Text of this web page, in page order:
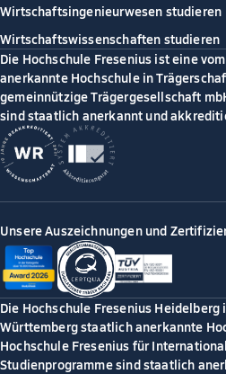
Wirtschaftsingenieurwesen studieren
Wirtschaftswissenschaften studieren
Die Hochschule Fresenius ist eine
anerkannte Hochschule in
gemeinnützige Trägergesellschaft
sind staatlich anerkannt und
Unsere Auszeichnungen und
Die Hochschule Fresenius Heidelberg
Württemberg staatlich anerkannte
Hochschule Fresenius für
Studienprogramme sind staatlich